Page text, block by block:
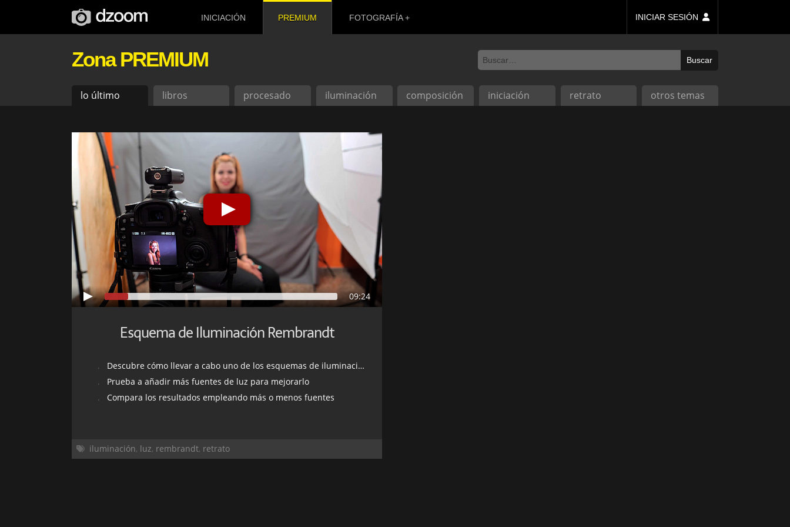
INICIACIÓN PREMIUM FOTOGRAFÍA INICIAR SESIÓN
Zona PREMIUM
lo último libros procesado iluminación composición iniciación retrato otros temas
09:24
Esquema de Iluminación Rembrandt
Descubre cómo llevar a cabo uno de los esquemas de iluminación más conocidos
Prueba a añadir más fuentes de luz para mejorarlo
Compara los resultados empleando más o menos fuentes
iluminación, luz, rembrandt, retrato